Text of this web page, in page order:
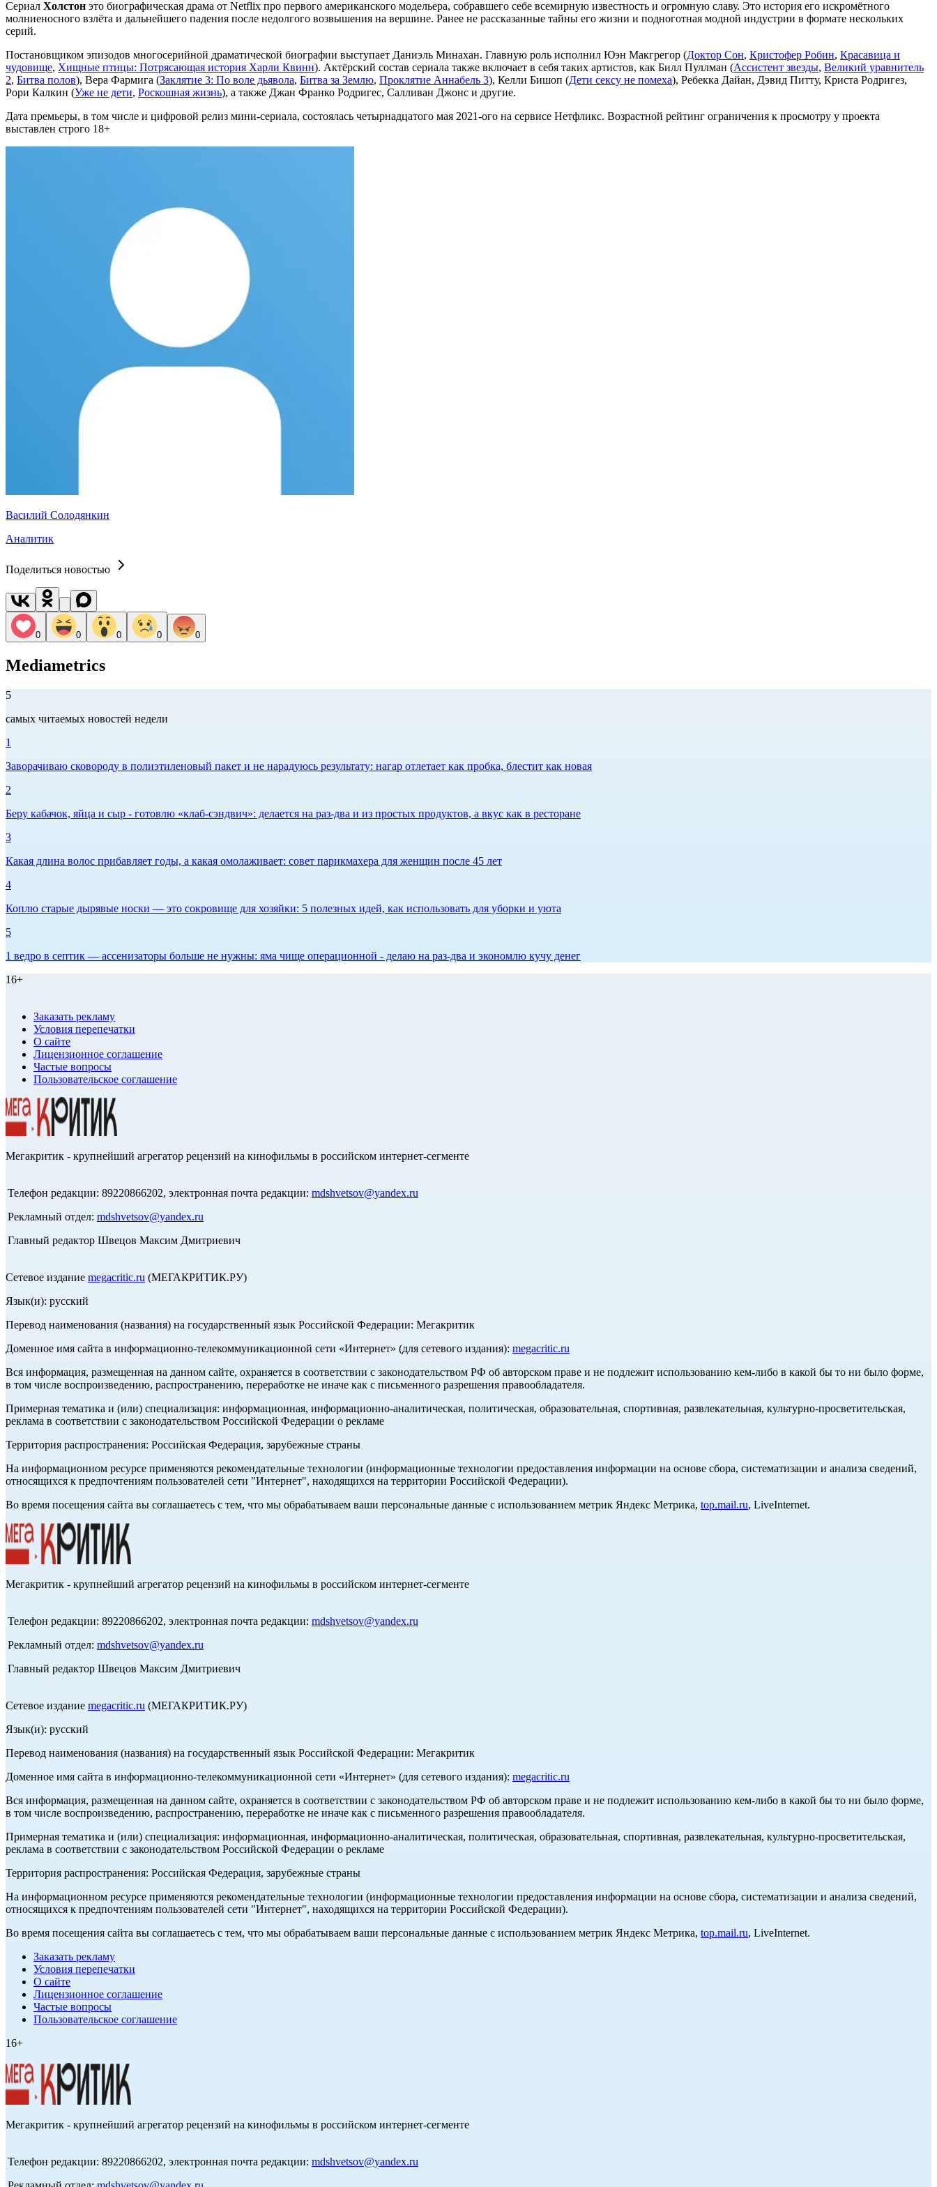
Сериал Холстон это биографическая драма от Netflix про первого американского модельера, собравшего себе всемирную известность и огромную славу. Это история его искромётного
молниеносного взлёта и дальнейшего падения после недолгого возвышения на вершине. Ранее не рассказанные тайны его жизни и подноготная модной индустрии в формате нескольких
серий.
Постановщиком эпизодов многосерийной драматической биографии выступает Даниэль Минахан. Главную роль исполнил Юэн Макгрегор (Доктор Сон, Кристофер Робин, Красавица и
чудовище, Хищные птицы: Потрясающая история Харли Квинн). Актёрский состав сериала также включает в себя таких артистов, как Билл Пуллман (Ассистент звезды, Великий уравнитель
2, Битва полов), Вера Фармига (Заклятие 3: По воле дьявола, Битва за Землю, Проклятие Аннабель 3), Келли Бишоп (Дети сексу не помеха), Ребекка Дайан, Дэвид Питту, Криста Родригез,
Рори Калкин (Уже не дети, Роскошная жизнь), а также Джан Франко Родригес, Салливан Джонс и другие.
Дата премьеры, в том числе и цифровой релиз мини-сериала, состоялась четырнадцатого мая 2021-ого на сервисе Нетфликс. Возрастной рейтинг ограничения к просмотру у проекта
выставлен строго 18+
Василий Солодянкин
Аналитик
Поделиться новостью
0 0 0 0 0
Mediametrics
5
самых читаемых новостей недели
1
Заворачиваю сковороду в полиэтиленовый пакет и не нарадуюсь результату: нагар отлетает как пробка, блестит как новая
2
Беру кабачок, яйца и сыр - готовлю «клаб-сэндвич»: делается на раз-два и из простых продуктов, а вкус как в ресторане
3
Какая длина волос прибавляет годы, а какая омолаживает: совет парикмахера для женщин после 45 лет
4
Коплю старые дырявые носки — это сокровище для хозяйки: 5 полезных идей, как использовать для уборки и уюта
5
1 ведро в септик — ассенизаторы больше не нужны: яма чище операционной - делаю на раз-два и экономлю кучу денег
16+
Заказать рекламу
Условия перепечатки
О сайте
Лицензионное соглашение
Частые вопросы
Пользовательское соглашение
Мегакритик - крупнейший агрегатор рецензий на кинофильмы в российском интернет-сегменте
Телефон редакции: 89220866202, электронная почта редакции: mdshvetsov@yandex.ru
Рекламный отдел: mdshvetsov@yandex.ru
Главный редактор Швецов Максим Дмитриевич
Сетевое издание megacritic.ru (МЕГАКРИТИК.РУ)
Язык(и): русский
Перевод наименования (названия) на государственный язык Российской Федерации: Мегакритик
Доменное имя сайта в информационно-телекоммуникационной сети «Интернет» (для сетевого издания): megacritic.ru
Вся информация, размещенная на данном сайте, охраняется в соответствии с законодательством РФ об авторском праве и не подлежит использованию кем-либо в какой бы то ни было форме,
в том числе воспроизведению, распространению, переработке не иначе как с письменного разрешения правообладателя.
Примерная тематика и (или) специализация: информационная, информационно-аналитическая, политическая, образовательная, спортивная, развлекательная, культурно-просветительская,
реклама в соответствии с законодательством Российской Федерации о рекламе
Территория распространения: Российская Федерация, зарубежные страны
На информационном ресурсе применяются рекомендательные технологии (информационные технологии предоставления информации на основе сбора, систематизации и анализа сведений,
относящихся к предпочтениям пользователей сети "Интернет", находящихся на территории Российской Федерации).
Во время посещения сайта вы соглашаетесь с тем, что мы обрабатываем ваши персональные данные с использованием метрик Яндекс Метрика, top.mail.ru, LiveInternet.
Мегакритик - крупнейший агрегатор рецензий на кинофильмы в российском интернет-сегменте
Телефон редакции: 89220866202, электронная почта редакции: mdshvetsov@yandex.ru
Рекламный отдел: mdshvetsov@yandex.ru
Главный редактор Швецов Максим Дмитриевич
Сетевое издание megacritic.ru (МЕГАКРИТИК.РУ)
Язык(и): русский
Перевод наименования (названия) на государственный язык Российской Федерации: Мегакритик
Доменное имя сайта в информационно-телекоммуникационной сети «Интернет» (для сетевого издания): megacritic.ru
Вся информация, размещенная на данном сайте, охраняется в соответствии с законодательством РФ об авторском праве и не подлежит использованию кем-либо в какой бы то ни было форме,
в том числе воспроизведению, распространению, переработке не иначе как с письменного разрешения правообладателя.
Примерная тематика и (или) специализация: информационная, информационно-аналитическая, политическая, образовательная, спортивная, развлекательная, культурно-просветительская,
реклама в соответствии с законодательством Российской Федерации о рекламе
Территория распространения: Российская Федерация, зарубежные страны
На информационном ресурсе применяются рекомендательные технологии (информационные технологии предоставления информации на основе сбора, систематизации и анализа сведений,
относящихся к предпочтениям пользователей сети "Интернет", находящихся на территории Российской Федерации).
Во время посещения сайта вы соглашаетесь с тем, что мы обрабатываем ваши персональные данные с использованием метрик Яндекс Метрика, top.mail.ru, LiveInternet.
Заказать рекламу
Условия перепечатки
О сайте
Лицензионное соглашение
Частые вопросы
Пользовательское соглашение
16+
Мегакритик - крупнейший агрегатор рецензий на кинофильмы в российском интернет-сегменте
Телефон редакции: 89220866202, электронная почта редакции: mdshvetsov@yandex.ru